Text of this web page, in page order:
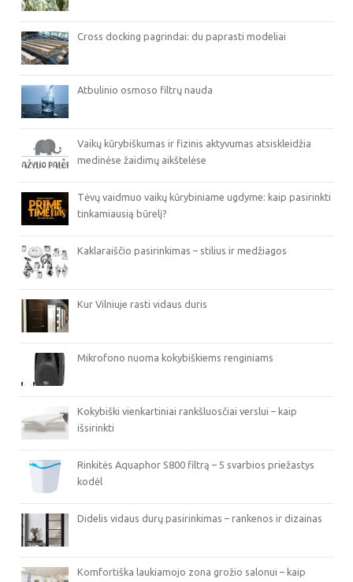
Cross docking pagrindai: du paprasti modeliai
Atbulinio osmoso filtrų nauda
Vaikų kūrybiškumas ir fizinis aktyvumas atsiskleidžia
medinėse žaidimų aikštelėse
Tėvų vaidmuo vaikų kūrybiniame ugdyme: kaip pasirinkti
tinkamiausią būrelį?
Kaklaraiščio pasirinkimas – stilius ir medžiagos
Kur Vilniuje rasti vidaus duris
Mikrofono nuoma kokybiškiems renginiams
Kokybiški vienkartiniai rankšluosčiai verslui – kaip
išsirinkti
Rinkitės Aquaphor S800 filtrą – 5 svarbios priežastys
kodėl
Didelis vidaus durų pasirinkimas – rankenos ir dizainas
Komfortiška laukiamojo zona grožio salonui – kaip